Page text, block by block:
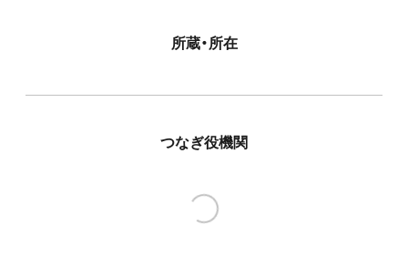
所蔵・所在
つなぎ役機関